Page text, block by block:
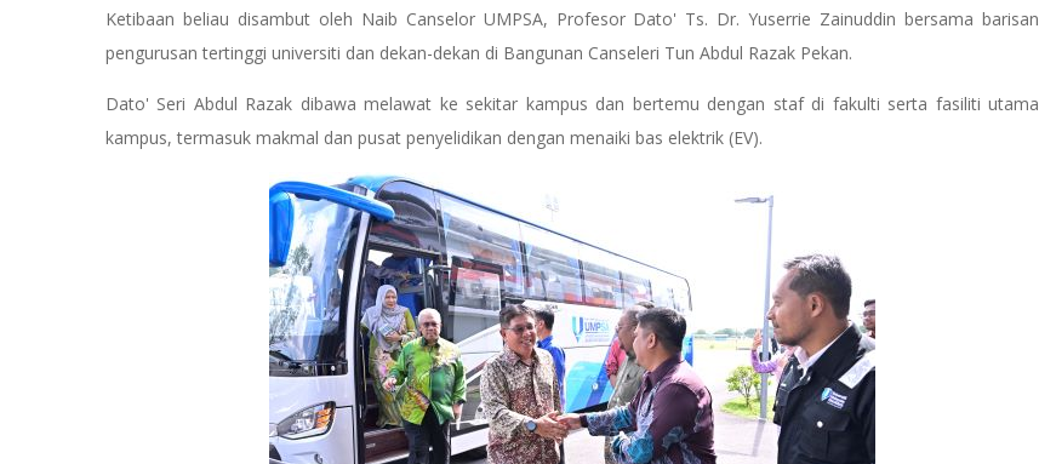
Ketibaan beliau disambut oleh Naib Canselor UMPSA, Profesor Dato' Ts. Dr. Yuserrie Zainuddin bersama barisan
pengurusan tertinggi universiti dan dekan-dekan di Bangunan Canseleri Tun Abdul Razak Pekan.
Dato' Seri Abdul Razak dibawa melawat ke sekitar kampus dan bertemu dengan staf di fakulti serta fasiliti utama
kampus, termasuk makmal dan pusat penyelidikan dengan menaiki bas elektrik (EV).